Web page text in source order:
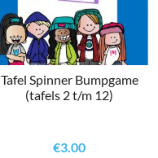
Tafel Spinner Bumpgame
(tafels 2 t/m 12)
€3.00